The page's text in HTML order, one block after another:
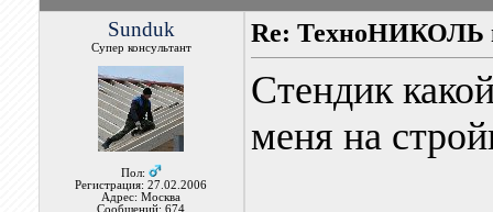
Sunduk
Супер консультант
Пол:
Регистрация: 27.02.2006
Адрес: Москва
Сообщений: 674
Re: ТехноНИКОЛЬ
Стендик
меня на